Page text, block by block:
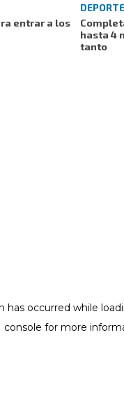
entrar a los
hasta 4
tanto